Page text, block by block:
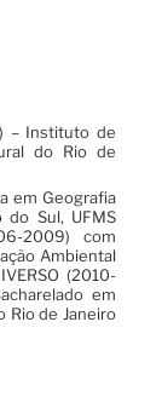
– Instituto de
do Rio de
em Geografia
do Sul, UFMS
2009) com
Ambiental
(2010-
em
Rio de Janeiro